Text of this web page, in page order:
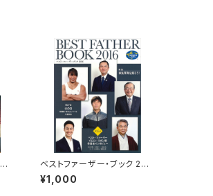
ッ
ベストファーザー・ブック 201
6
¥1,000